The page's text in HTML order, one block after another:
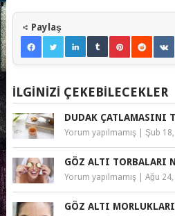
Paylaş
İLGINIZI ÇEKEBILECEKLER
DUDAK ÇATLAMASINI
Yorum yapılmamış| Şub 18,
GÖZ ALTI TORBALARI
Yorum yapılmamış| Ağu
GÖZ ALTI